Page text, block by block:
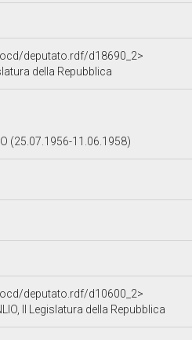
deputato.rdf/d18690_2>
della Repubblica
(25.07.1956-11.06.1958)
deputato.rdf/d10600_2>
II Legislatura della Repubblica